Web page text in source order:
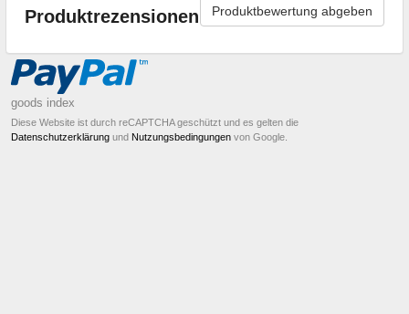
Produktrezensionen Produktbewertung abgeben
goods index
Diese Website ist durch reCAPTCHA geschützt und es gelten die
Datenschutzerklärung und Nutzungsbedingungen von Google.